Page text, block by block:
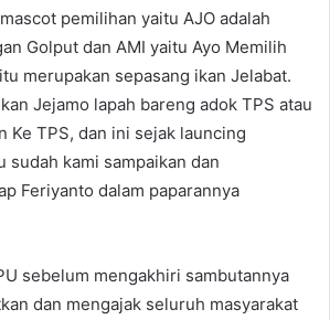
pemilihan yaitu AJO adalah
Golput dan AMI yaitu Ayo Memilih
merupakan sepasang ikan Jelabat.
Jejamo lapah bareng adok TPS atau
Ke TPS, dan ini sejak launcing
sudah kami sampaikan dan
Feriyanto dalam paparannya
sebelum mengakhiri sambutannya
dan mengajak seluruh masyarakat